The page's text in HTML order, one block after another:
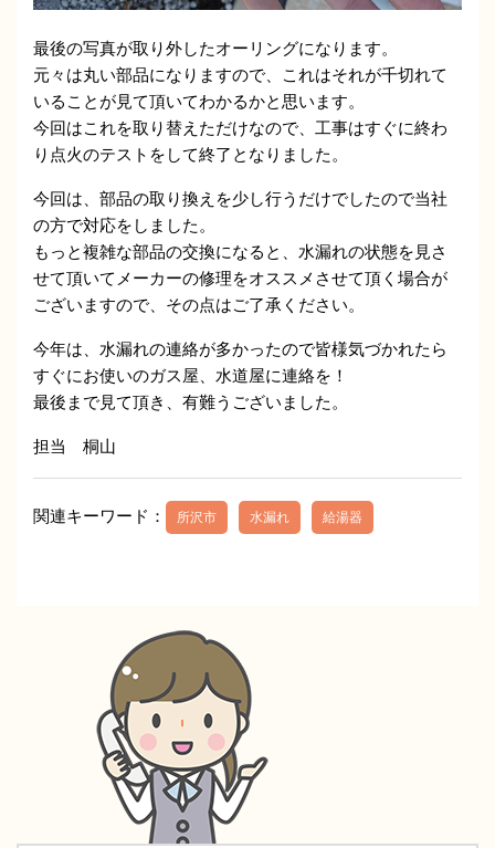
最後の写真が取り外したオーリングになります。
元々は丸い部品になりますので、これはそれが千切れて
いることが見て頂いてわかるかと思います。
今回はこれを取り替えただけなので、工事はすぐに終わ
り点火のテストをして終了となりました。
今回は、部品の取り換えを少し行うだけでしたので当社
の方で対応をしました。
もっと複雑な部品の交換になると、水漏れの状態を見さ
せて頂いてメーカーの修理をオススメさせて頂く場合が
ございますので、その点はご了承ください。
今年は、水漏れの連絡が多かったので皆様気づかれたら
すぐにお使いのガス屋、水道屋に連絡を！
最後まで見て頂き、有難うございました。
担当 桐山
関連キーワード： 所沢市 水漏れ 給湯器